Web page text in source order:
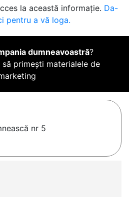
la această informație. Da-
pentru a vă loga.
dumneavoastră?
să primești materialele de
nr 5